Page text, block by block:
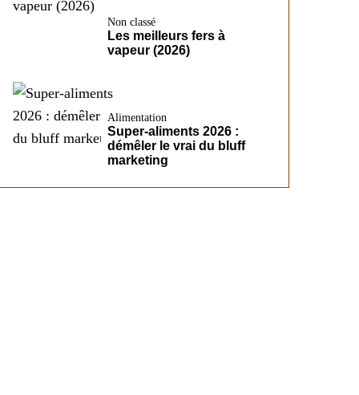
Non classé
Les meilleurs fers à
vapeur (2026)
Alimentation
Super-aliments 2026 :
démêler le vrai du bluff
marketing